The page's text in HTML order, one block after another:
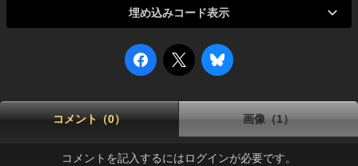
埋め込みコード表示
コメント（0） 画像（1）
コメントを記入するにはログインが必要です。